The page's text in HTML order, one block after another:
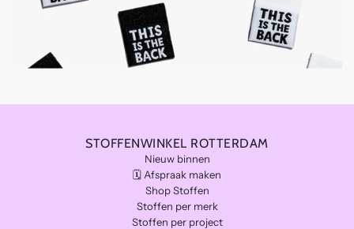
STOFFENWINKEL ROTTERDAM
Nieuw binnen
🗓️ Afspraak maken
Shop Stoffen
Stoffen per merk
Stoffen per project